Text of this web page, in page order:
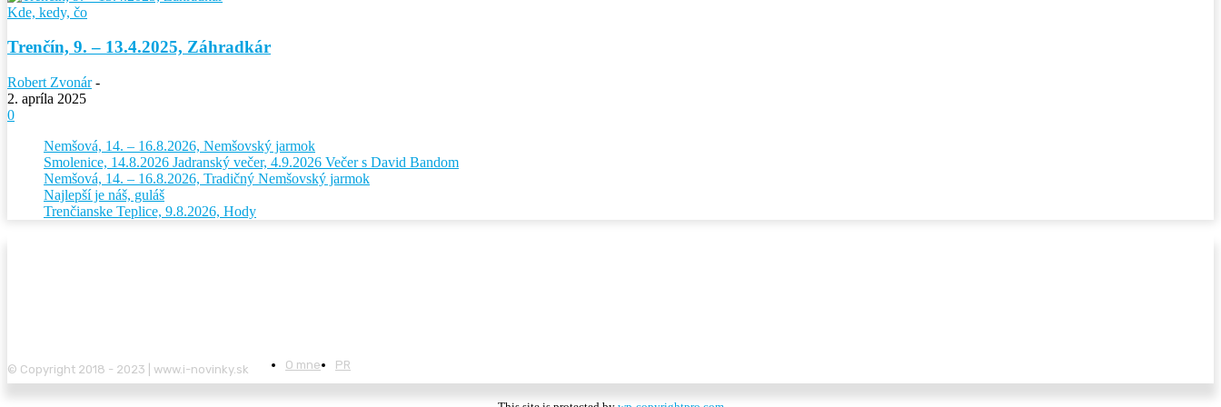
Kde, kedy, čo
Trenčín, 9. – 13.4.2025, Záhradkár
Robert Zvonár -
2. apríla 2025
0
Nemšová, 14. – 16.8.2026, Nemšovský jarmok
Smolenice, 14.8.2026 Jadranský večer, 4.9.2026 Večer s David Bandom
Nemšová, 14. – 16.8.2026, Tradičný Nemšovský jarmok
Najlepší je náš, guláš
Trenčianske Teplice, 9.8.2026, Hody
© Copyright 2018 - 2023 | www.i-novinky.sk O mne PR